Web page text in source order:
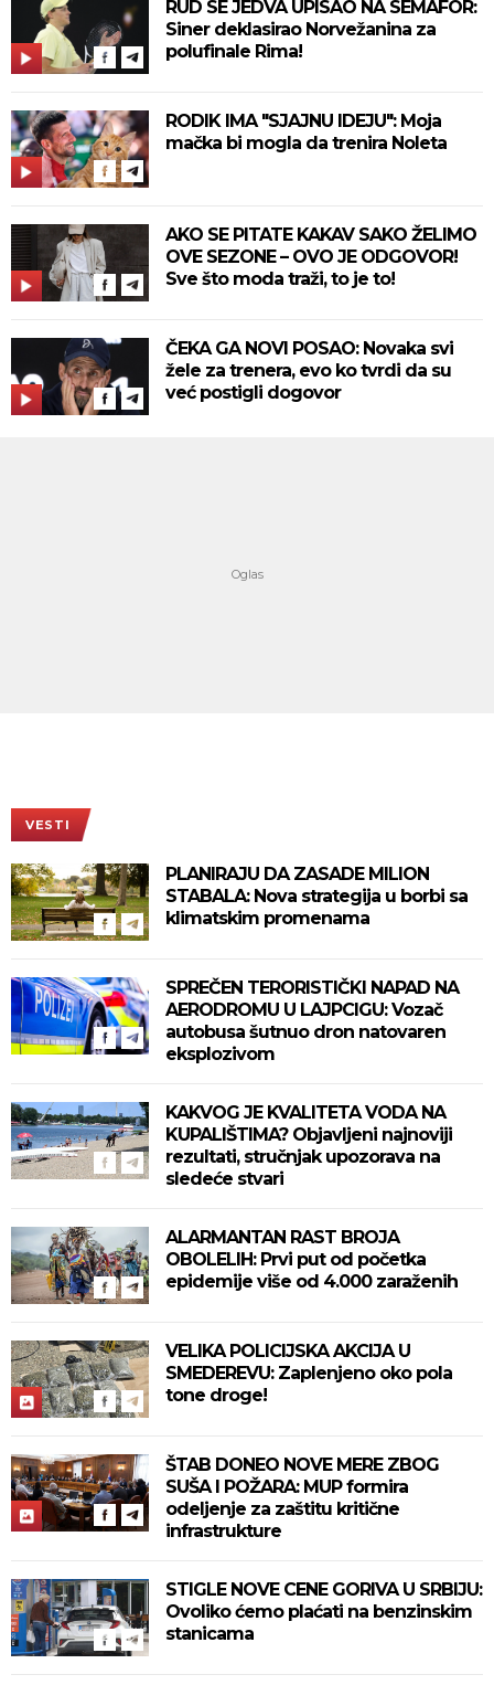
RUD SE JEDVA UPISAO NA SEMAFOR:
Siner deklasirao Norvežanina za
polufinale Rima!
RODIK IMA "SJAJNU IDEJU": Moja
mačka bi mogla da trenira Noleta
AKO SE PITATE KAKAV SAKO ŽELIMO
OVE SEZONE – OVO JE ODGOVOR!
Sve što moda traži, to je to!
ČEKA GA NOVI POSAO: Novaka svi
žele za trenera, evo ko tvrdi da su
već postigli dogovor
VESTI
PLANIRAJU DA ZASADE MILION
STABALA: Nova strategija u borbi sa
klimatskim promenama
SPREČEN TERORISTIČKI NAPAD NA
AERODROMU U LAJPCIGU: Vozač
autobusa šutnuo dron natovaren
eksplozivom
KAKVOG JE KVALITETA VODA NA
KUPALIŠTIMA? Objavljeni najnoviji
rezultati, stručnjak upozorava na
sledeće stvari
ALARMANTAN RAST BROJA
OBOLELIH: Prvi put od početka
epidemije više od 4.000 zaraženih
VELIKA POLICIJSKA AKCIJA U
SMEDEREVU: Zaplenjeno oko pola
tone droge!
ŠTAB DONEO NOVE MERE ZBOG
SUŠA I POŽARA: MUP formira
odeljenje za zaštitu kritične
infrastrukture
STIGLE NOVE CENE GORIVA U SRBIJU:
Ovoliko ćemo plaćati na benzinskim
stanicama